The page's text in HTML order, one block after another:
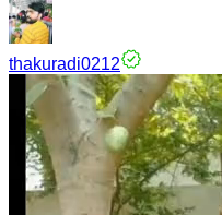
thakuradi0212